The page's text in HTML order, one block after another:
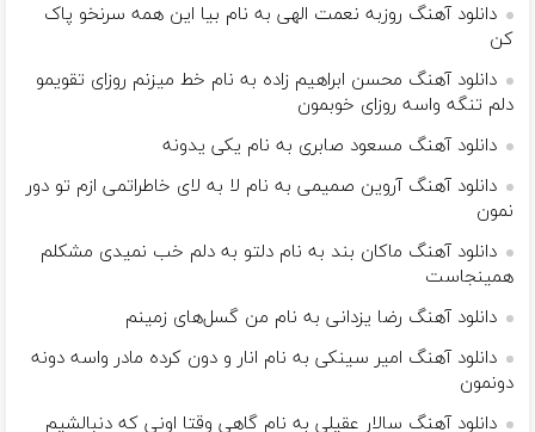
دانلود آهنگ روزبه نعمت الهی به نام بیا این همه سرنخو پاک
کن
دانلود آهنگ محسن ابراهیم زاده به نام خط میزنم روزای تقویمو
دلم تنگه واسه روزای خوبمون
دانلود آهنگ مسعود صابری به نام یکی یدونه
دانلود آهنگ آروین صمیمی به نام لا به لای خاطراتمی ازم تو دور
نمون
دانلود آهنگ ماکان بند به نام دلتو به دلم خب نمیدی مشکلم
همینجاست
دانلود آهنگ رضا یزدانی به نام من گسل‌های زمینم
دانلود آهنگ امیر سینکی به نام انار و دون کرده مادر واسه دونه
دونمون
دانلود آهنگ سالار عقیلی به نام گاهی وقتا اونی که دنبالشیم